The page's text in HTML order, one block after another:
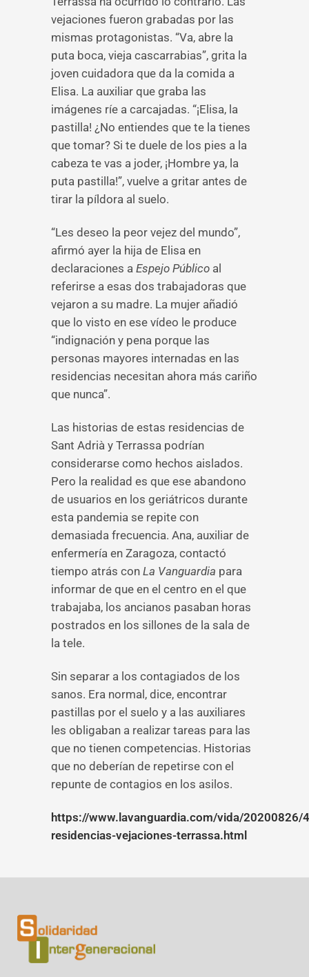
vejaciones fueron grabadas por las
mismas protagonistas. “Va, abre la
puta boca, vieja cascarrabias”, grita la
joven cuidadora que da la comida a
Elisa. La auxiliar que graba las
imágenes ríe a carcajadas. “¡Elisa, la
pastilla! ¿No entiendes que te la tienes
que tomar? Si te duele de los pies a la
cabeza te vas a joder, ¡Hombre ya, la
puta pastilla!”, vuelve a gritar antes de
tirar la píldora al suelo.
“Les deseo la peor vejez del mundo”,
afirmó ayer la hija de Elisa en
declaraciones a Espejo Público al
referirse a esas dos trabajadoras que
vejaron a su madre. La mujer añadió
que lo visto en ese vídeo le produce
“indignación y pena porque las
personas mayores internadas en las
residencias necesitan ahora más cariño
que nunca”.
Las historias de estas residencias de
Sant Adrià y Terrassa podrían
considerarse como hechos aislados.
Pero la realidad es que ese abandono
de usuarios en los geriátricos durante
esta pandemia se repite con
demasiada frecuencia. Ana, auxiliar de
enfermería en Zaragoza, contactó
tiempo atrás con La Vanguardia para
informar de que en el centro en el que
trabajaba, los ancianos pasaban horas
postrados en los sillones de la sala de
la tele.
Sin separar a los contagiados de los
sanos. Era normal, dice, encontrar
pastillas por el suelo y a las auxiliares
les obligaban a realizar tareas para las
que no tienen competencias. Historias
que no deberían de repetirse con el
repunte de contagios en los asilos.
https://www.lavanguardia.com/vida/
residencias-vejaciones-terrassa.html